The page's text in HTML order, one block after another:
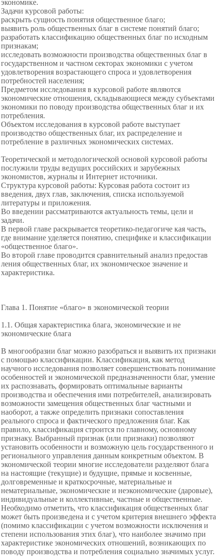
экономике.
Задачи курсовой работы:
раскрыть сущность понятия общественное благо;
выявить роль общественных благ в системе понятий благо;
разработать классификацию общественных благ по исходным
признакам;
исследовать возможности производства общественных благ в
государственном и частном секторах экономики с учетом
удовлетворения возрастающего спроса и удовлетворения
потребностей населения;
Предметом исследования в курсовой работе являются
экономические отношения, складывающиеся между субъектами
экономики по поводу производства общественных благ и их
потребления.
Объектом исследования в курсовой работе выступает
производство общественных благ, их распределение и
потребление в различных экономических системах.
Теоретической и методологической основой курсовой работы
послужили труды ведущих российских и зарубежных
экономистов, журналы и Интернет источники.
Структура курсовой работы: Курсовая работа состоит из
введения, двух глав, заключения, списка используемой
литературы и приложения.
Во введении рассматриваются актуальность темы, цели и
задачи.
В первой главе раскрывается теоретико-педагогиче кая часть,
где внимание уделяется понятию, специфике и классификации
«общественное благо».
Во второй главе проводится сравнительный анализ предостав
ления общественных благ, их экономическое значение и
характеристика.
Глава 1. Понятие «благо» в экономической теории
1.1. Общая характеристика блага, экономические и не
экономические блага
В многообразии благ можно разобраться и выявить их признаки
с помощью классификации. Классификация, как метод
научного исследования позволяет совершенствовать понимание
особенностей и экономической предназначенности благ, умение
их распознавать, формировать оптимальные варианты
производства и обеспечения ими потребителей, анализировать
возможности замещения общественных благ частными и
наоборот, а также определить признаки сопоставления
реального спроса и фактического предложения благ. Как
правило, классификация строится по главному, основному
признаку. Выбранный признак (или признаки) позволяют
установить особенности и возможную цель государственного и
регионального управления данным конкретным объектом. В
экономической теории многие исследователи разделяют блага
на настоящие (текущие) и будущие, прямые и косвенные,
долговременные и краткосрочные, материальные и
нематериальные, экономические и неэкономические (даровые),
индивидуальные и коллективные, частные и общественные.
Необходимо отметить, что классификация общественных благ
может быть произведена и с учетом критерия внешнего эффекта
(помимо классификации с учетом возможности исключения и
степени использования этих благ), что наиболее значимо при
характеристике экономических отношений, возникающих по
поводу производства и потребления социально значимых услуг.